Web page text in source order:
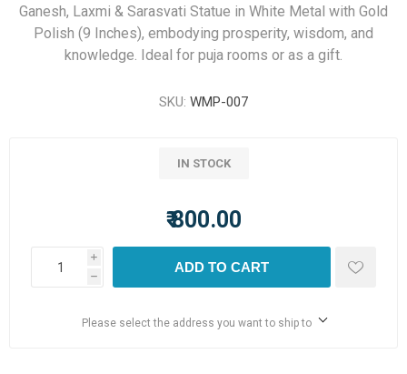
Ganesh, Laxmi & Sarasvati Statue in White Metal with Gold
Polish (9 Inches), embodying prosperity, wisdom, and
knowledge. Ideal for puja rooms or as a gift.
SKU: WMP-007
IN STOCK
₹ 800.00
i
h
ADD TO CART
Please select the address you want to ship to